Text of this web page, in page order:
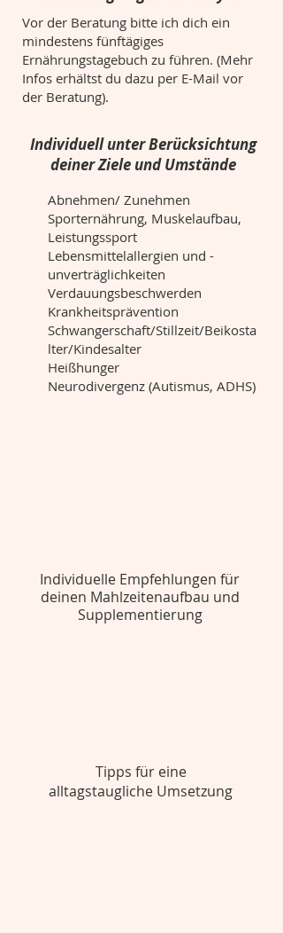
Vor der Beratung bitte ich dich ein
mindestens fünftägiges
Ernährungstagebuch zu führen. (Mehr
Infos erhältst du dazu per E-Mail vor
der Beratung).
Abnehmen/ Zunehmen
Sporternährung, Muskelaufbau,
Leistungssport
Lebensmittelallergien und -
unverträglichkeiten
Verdauungsbeschwerden
Krankheitsprävention
Schwangerschaft/Stillzeit/Beikosta
lter/Kindesalter
Heißhunger
Neurodivergenz (Autismus, ADHS)
Individuelle Empfehlungen für
deinen Mahlzeitenaufbau und
Supplementierung
Tipps für eine
alltagstaugliche Umsetzung
Individuell unter Berücksichtung
deiner Ziele und Umstände